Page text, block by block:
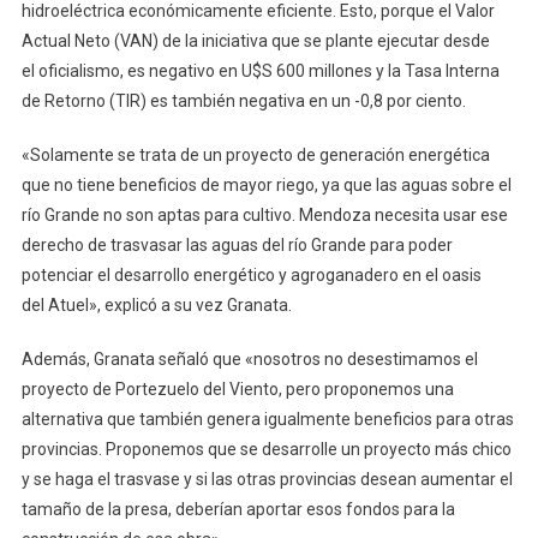
hidroeléctrica económicamente eficiente. Esto, porque el Valor
Actual Neto (VAN) de la iniciativa que se plante ejecutar desde
el oficialismo, es negativo en U$S 600 millones y la Tasa Interna
de Retorno (TIR) es también negativa en un -0,8 por ciento.
«Solamente se trata de un proyecto de generación energética
que no tiene beneficios de mayor riego, ya que las aguas sobre el
río Grande no son aptas para cultivo. Mendoza necesita usar ese
derecho de trasvasar las aguas del río Grande para poder
potenciar el desarrollo energético y agroganadero en el oasis
del Atuel», explicó a su vez Granata.
Además, Granata señaló que «nosotros no desestimamos el
proyecto de Portezuelo del Viento, pero proponemos una
alternativa que también genera igualmente beneficios para otras
provincias. Proponemos que se desarrolle un proyecto más chico
y se haga el trasvase y si las otras provincias desean aumentar el
tamaño de la presa, deberían aportar esos fondos para la